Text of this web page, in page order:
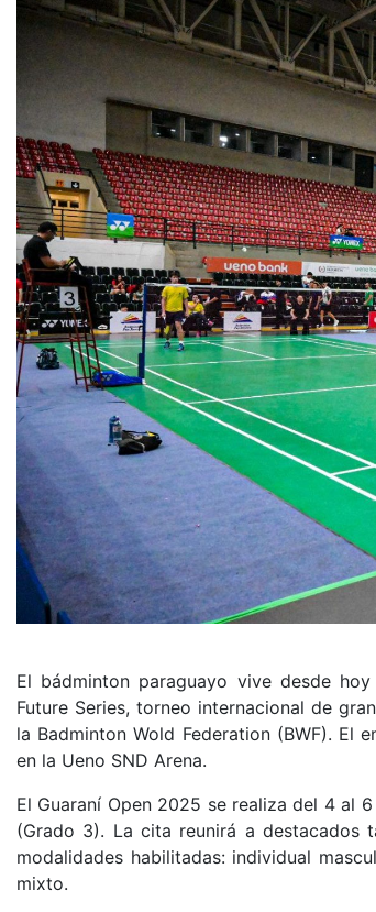
El bádminton paraguayo vive desde
Future Series, torneo internacional de
la Badminton Wold Federation (BWF). El
en la Ueno SND Arena.
El Guaraní Open 2025 se realiza del 4 al
(Grado 3). La cita reunirá a destacados
modalidades habilitadas: individual
mixto.